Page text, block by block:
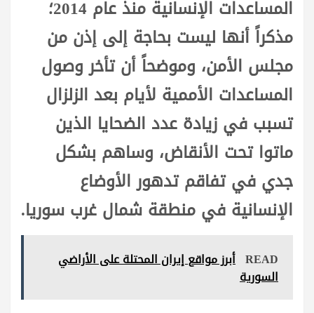
المساعدات الإنسانية منذ عام 2014؛
مذكراً أنها ليست بحاجة إلى إذن من
مجلس الأمن، وموضحاً أن تأخر وصول
المساعدات الأممية لأيام بعد الزلزال
تسبب في زيادة عدد الضحايا الذين
ماتوا تحت الأنقاض، وساهم بشكل
جدي في تفاقم تدهور الأوضاع
الإنسانية في منطقة شمال غرب سوريا.
READ أبرز مواقع إيران المحتلة على الأراضي
السورية